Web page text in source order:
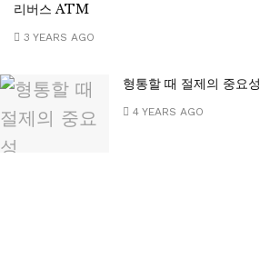
리버스 ATM
3 YEARS AGO
형통할 때 절제의 중요성
4 YEARS AGO